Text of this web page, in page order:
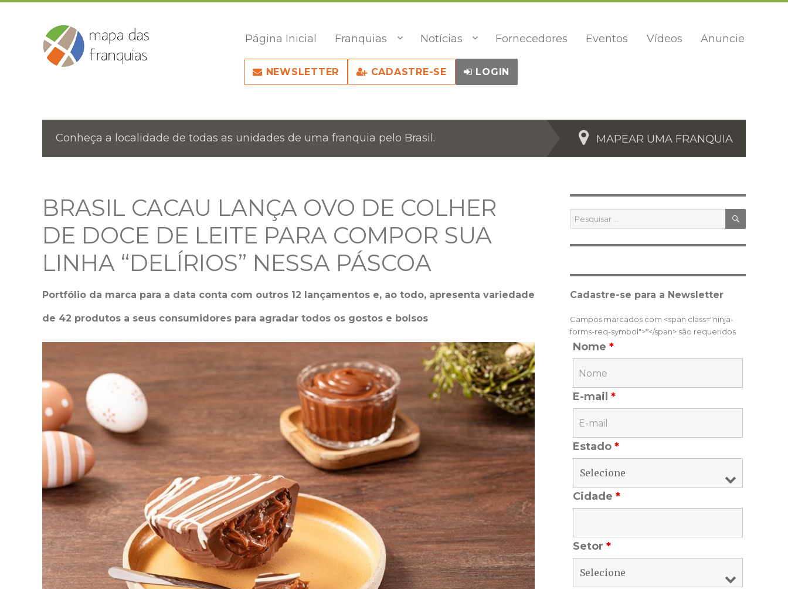
Página Inicial Franquias Notícias Fornecedores Eventos Vídeos Anuncie
NEWSLETTER CADASTRE-SE LOGIN
Conheça a localidade de todas as unidades de uma franquia pelo Brasil. MAPEAR UMA FRANQUIA
BRASIL CACAU LANÇA OVO DE COLHER
DE DOCE DE LEITE PARA COMPOR SUA
LINHA “DELÍRIOS” NESSA PÁSCOA
Portfólio da marca para a data conta com outros 12 lançamentos e, ao todo, apresenta variedade
de 42 produtos a seus consumidores para agradar todos os gostos e bolsos
Pesquisar
por:
Cadastre-se para a Newsletter
Campos marcados com <span class="ninja-
forms-req-symbol">*</span> são requeridos
Nome *
E-mail *
Estado *
Cidade *
Setor *